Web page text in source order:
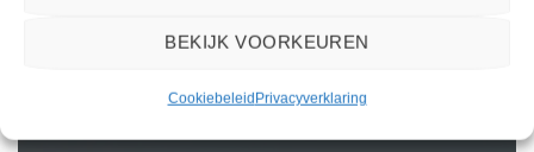
BEKIJK VOORKEUREN
CookiebeleidPrivacyverklaring